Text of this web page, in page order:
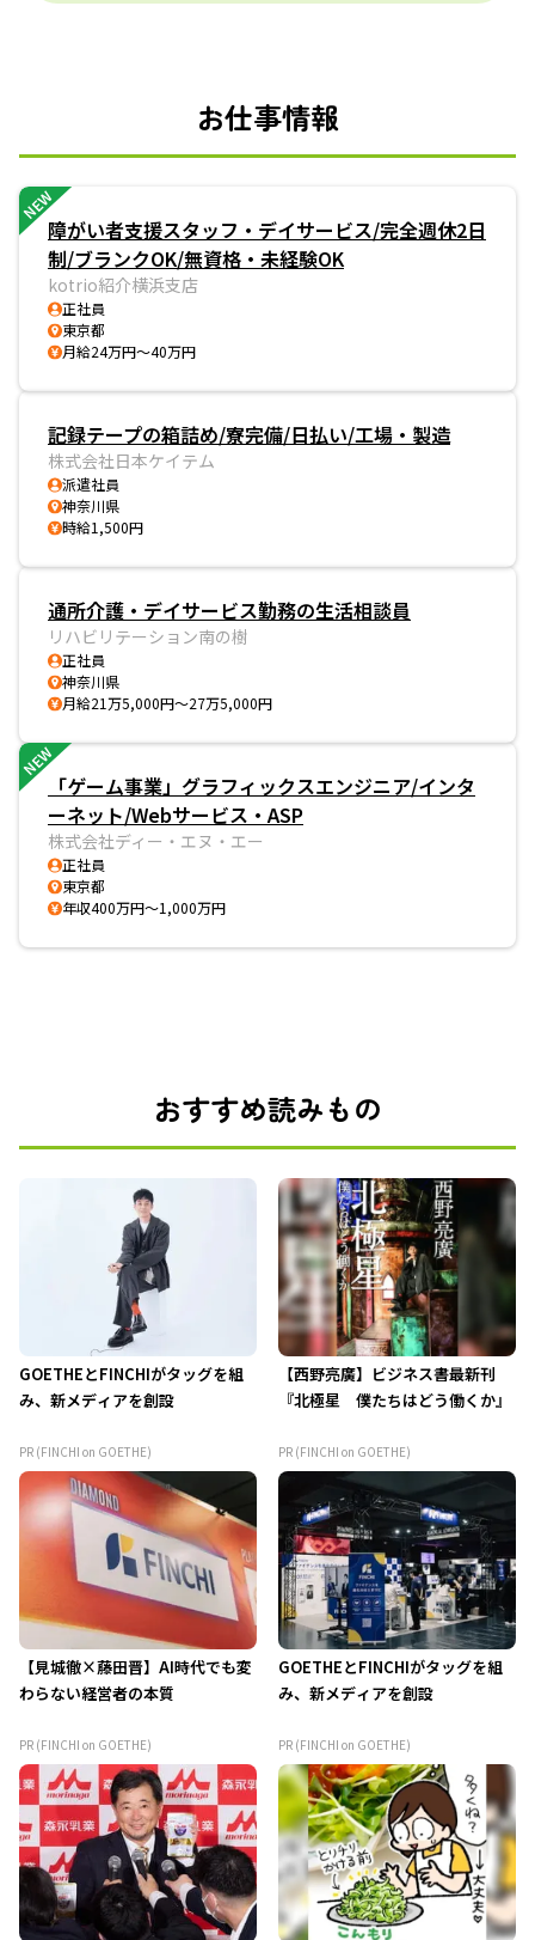
お仕事情報
NEW
障がい者支援スタッフ・デイサービス/完全週休2日
制/ブランクOK/無資格・未経験OK
kotrio紹介横浜支店
正社員
東京都
月給24万円～40万円
記録テープの箱詰め/寮完備/日払い/工場・製造
株式会社日本ケイテム
派遣社員
神奈川県
時給1,500円
通所介護・デイサービス勤務の生活相談員
リハビリテーション南の樹
正社員
神奈川県
月給21万5,000円～27万5,000円
NEW
「ゲーム事業」グラフィックスエンジニア/インタ
ーネット/Webサービス・ASP
株式会社ディー・エヌ・エー
正社員
東京都
年収400万円～1,000万円
おすすめ読みもの
GOETHEとFINCHIがタッグを組
み、新メディアを創設
PR (FINCHI on GOETHE)
【西野亮廣】ビジネス書最新刊
『北極星 僕たちはどう働くか』
PR (FINCHI on GOETHE)
【見城徹×藤田晋】AI時代でも変
わらない経営者の本質
PR (FINCHI on GOETHE)
GOETHEとFINCHIがタッグを組
み、新メディアを創設
PR (FINCHI on GOETHE)